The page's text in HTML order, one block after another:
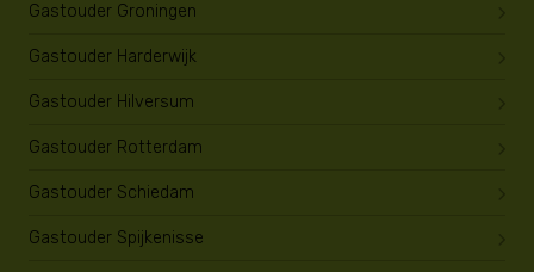
Gastouder Groningen
Gastouder Harderwijk
Gastouder Hilversum
Gastouder Rotterdam
Gastouder Schiedam
Gastouder Spijkenisse